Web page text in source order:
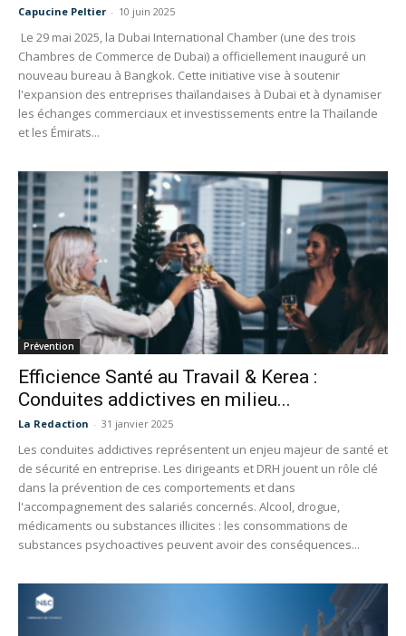
Capucine Peltier - 10 juin 2025
Le 29 mai 2025, la Dubai International Chamber (une des trois
Chambres de Commerce de Dubaï) a officiellement inauguré un
nouveau bureau à Bangkok. Cette initiative vise à soutenir
l'expansion des entreprises thaïlandaises à Dubaï et à dynamiser
les échanges commerciaux et investissements entre la Thaïlande
et les Émirats...
Prévention
Efficience Santé au Travail & Kerea :
Conduites addictives en milieu...
La Redaction - 31 janvier 2025
Les conduites addictives représentent un enjeu majeur de santé et
de sécurité en entreprise. Les dirigeants et DRH jouent un rôle clé
dans la prévention de ces comportements et dans
l'accompagnement des salariés concernés. Alcool, drogue,
médicaments ou substances illicites : les consommations de
substances psychoactives peuvent avoir des conséquences...